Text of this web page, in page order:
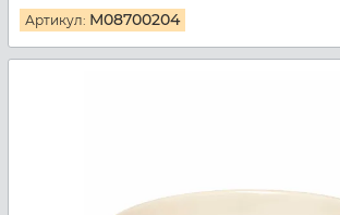
Артикул: M08700204